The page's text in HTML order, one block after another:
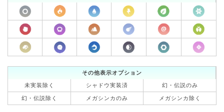
その他表示オプション
未実装除く シャドウ実装済 幻・伝説のみ
幻・伝説除く メガシンカのみ メガシンカ除く